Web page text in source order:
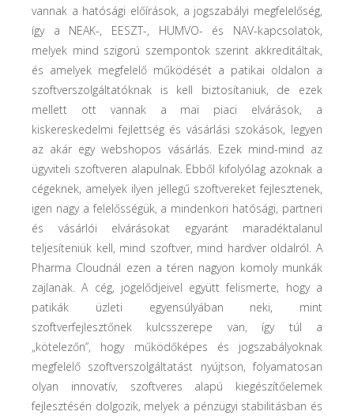
vannak a hatósági előírások, a jogszabályi megfelelőség,
így a NEAK-, EESZT-, HUMVO- és NAV-kapcsolatok,
melyek mind szigorú szempontok szerint akkreditáltak,
és amelyek megfelelő működését a patikai oldalon a
szoftverszolgáltatóknak is kell biztosítaniuk, de ezek
mellett ott vannak a mai piaci elvárások, a
kiskereskedelmi fejlettség és vásárlási szokások, legyen
az akár egy webshopos vásárlás. Ezek mind-mind az
ügyviteli szoftveren alapulnak. Ebből kifolyólag azoknak a
cégeknek, amelyek ilyen jellegű szoftvereket fejlesztenek,
igen nagy a felelősségük, a mindenkori hatósági, partneri
és vásárlói elvárásokat egyaránt maradéktalanul
teljesíteniük kell, mind szoftver, mind hardver oldalról. A
Pharma Cloudnál ezen a téren nagyon komoly munkák
zajlanak. A cég, jogelődjeivel együtt felismerte, hogy a
patikák üzleti egyensúlyában neki, mint
szoftverfejlesztőnek kulcsszerepe van, így túl a
„kötelezőn”, hogy működőképes és jogszabályoknak
megfelelő szoftverszolgáltatást nyújtson, folyamatosan
olyan innovatív, szoftveres alapú kiegészítőelemek
fejlesztésén dolgozik, melyek a pénzügyi stabilitásban és